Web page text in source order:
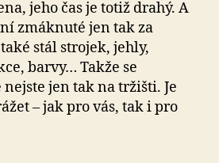
jeho čas je totiž drahý. A
zmáknuté jen tak za
stál strojek, jehly,
barvy… Takže se
jen tak na tržišti. Je
– jak pro vás, tak i pro